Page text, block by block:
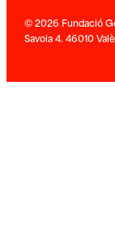
© 2026 Fundació
Savoia 4. 46010